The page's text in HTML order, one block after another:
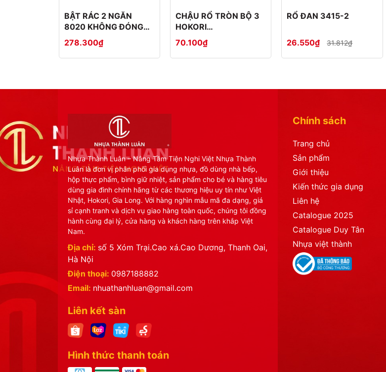
BẬT RÁC 2 NGĂN
8020 KHÔNG ĐÓNG
THÙNG CATTON
278.300₫
CHẬU RỔ TRÒN BỘ 3
HOKORI
2375+2376+2377
70.100₫
RỔ ĐAN 3415-2
26.550₫ 31.812₫
Nhựa Thành Luân – Nâng Tầm Tiện Nghi Việt Nhựa Thành
Luân là đơn vị phân phối gia dụng nhựa, đồ dùng nhà bếp,
hộp thực phẩm, bình giữ nhiệt, sản phẩm cho bé và hàng tiêu
dùng gia đình chính hãng từ các thương hiệu uy tín như Việt
Nhật, Hokori, Gia Long. Với hàng nghìn mẫu mã đa dạng, giá
sỉ cạnh tranh và dịch vụ giao hàng toàn quốc, chúng tôi đồng
hành cùng đại lý, cửa hàng và khách hàng trên khắp Việt
Nam.
Địa chỉ: số 5 Xóm Trại.Cao xá.Cao Dương, Thanh Oai,
Hà Nội
Điện thoại: 0987188882
Email: nhuathanhluan@gmail.com
Liên kết sàn
Hình thức thanh toán
Chính sách
Trang chủ
Sản phẩm
Giới thiệu
Kiến thức gia dụng
Liên hệ
Catalogue 2025
Catalogue Duy Tân
Nhựa việt thành